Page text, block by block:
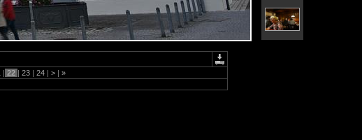
| 22 | 23 | 24 | > | »